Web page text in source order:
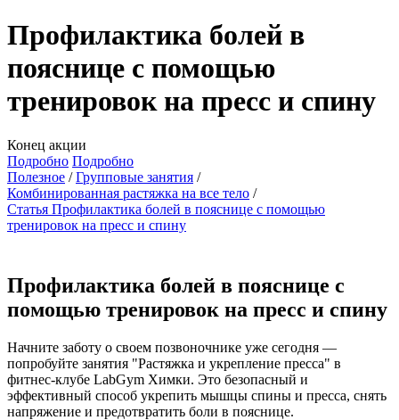
Профилактика болей в
пояснице с помощью
тренировок на пресс и спину
Конец акции
Подробно Подробно
Полезное
Групповые занятия
Комбинированная растяжка на все тело
Статья Профилактика болей в пояснице с помощью
тренировок на пресс и спину
Профилактика болей в пояснице с
помощью тренировок на пресс и спину
Начните заботу о своем позвоночнике уже сегодня —
попробуйте занятия "Растяжка и укрепление пресса" в
фитнес-клубе LabGym Химки. Это безопасный и
эффективный способ укрепить мышцы спины и пресса, снять
напряжение и предотвратить боли в пояснице.